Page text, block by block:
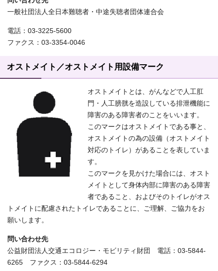
一般社団法人全日本難聴者・中途失聴者団体連合会
電話：03-3225-5600
ファクス：03-3354-0046
オストメイト／オストメイト用設備マーク
オストメイトとは、がんなどで人工肛
門・人工膀胱を造設している排泄機能に
障害のある障害者のことをいいます。
このマークはオストメイトである事と、
オストメイトの為の設備（オストメイト
対応のトイレ）があることを表していま
す。
このマークを見かけた場合には、オスト
メイトとして身体内部に障害のある障害
者であること、およびそのトイレがオス
トメイトに配慮されたトイレであることに、ご理解、ご協力をお
願いします。
問い合わせ先
公益財団法人交通エコロジー・モビリティ財団 電話：03-5844-
6265 ファクス：03-5844-6294